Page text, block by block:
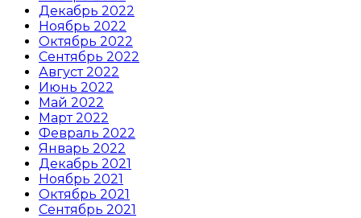
Декабрь 2022
Ноябрь 2022
Октябрь 2022
Сентябрь 2022
Август 2022
Июнь 2022
Май 2022
Март 2022
Февраль 2022
Январь 2022
Декабрь 2021
Ноябрь 2021
Октябрь 2021
Сентябрь 2021